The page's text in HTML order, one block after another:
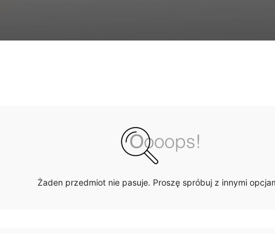
Żaden przedmiot nie pasuje. Proszę spróbuj z innymi